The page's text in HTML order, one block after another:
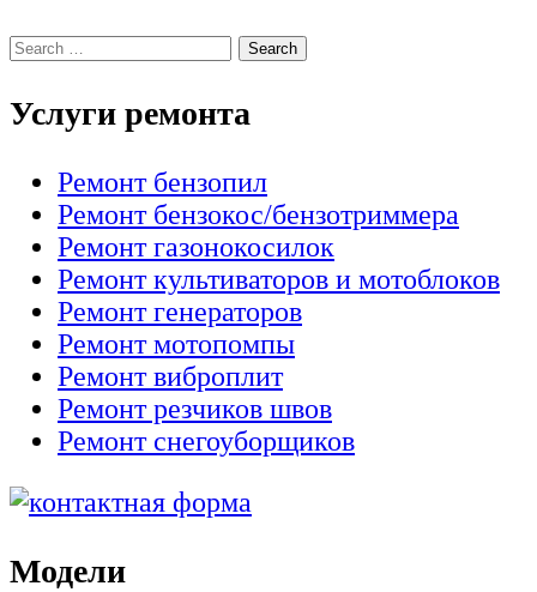
Услуги ремонта
Ремонт бензопил
Ремонт бензокос/бензотриммера
Ремонт газонокосилок
Ремонт культиваторов и мотоблоков
Ремонт генераторов
Ремонт мотопомпы
Ремонт виброплит
Ремонт резчиков швов
Ремонт снегоуборщиков
Модели